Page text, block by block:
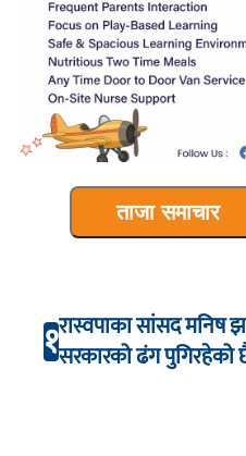
ताजा समाचार
१रास्वपाका सांसद मनिष
सरकारको ढंग